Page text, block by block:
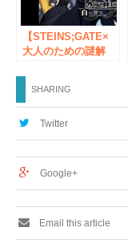
も～
【STEINS;GATE×
大人のための謎解
プリ「XR City」を
使って散策する「新
感覚謎解き体験」始
動！
SHARING
Twitter
Google+
Email this article